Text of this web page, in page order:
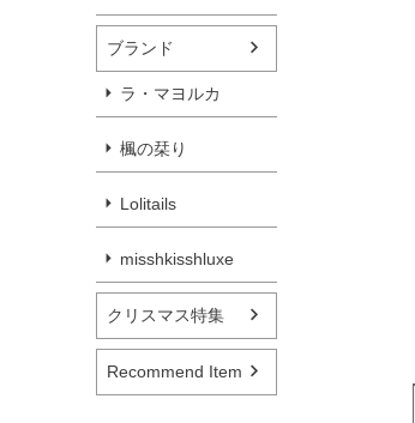
ブランド
ラ・マヨルカ
楓の栞り
Lolitails
misshkisshluxe
クリスマス特集
Recommend Item